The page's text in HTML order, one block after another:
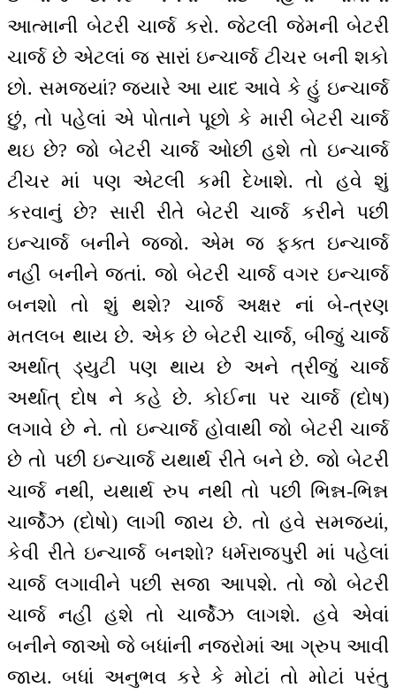
આત્માની બેટરી ચાર્જ કરો. જેટલી જેમની બેટરી
ચાર્જ છે એટલાં જ સારાં ઇન્ચાર્જ ટીચર બની શકો
છો. સમજ્યાં? જ્યારે આ યાદ આવે કે હું ઇન્ચાર્જ
છું, તો પહેલાં એ પોતાને પૂછો કે મારી બેટરી ચાર્જ
થઇ છે? જો બેટરી ચાર્જ ઓછી હશે તો ઇન્ચાર્જ
ટીચર માં પણ એટલી કમી દેખાશે. તો હવે શું
કરવાનું છે? સારી રીતે બેટરી ચાર્જ કરીને પછી
ઇન્ચાર્જ બનીને જજો. એમ જ ફક્ત ઇન્ચાર્જ
નહીં બનીને જતાં. જો બેટરી ચાર્જ વગર ઇન્ચાર્જ
બનશો તો શું થશે? ચાર્જ અક્ષર નાં બે-ત્રણ
મતલબ થાય છે. એક છે બેટરી ચાર્જ, બીજું ચાર્જ
અર્થાત્ ડ્યુટી પણ થાય છે અને ત્રીજું ચાર્જ
અર્થાત્ દોષ ને કહે છે. કોઈના પર ચાર્જ (દોષ)
લગાવે છે ને. તો ઇન્ચાર્જ હોવાથી જો બેટરી ચાર્જ
છે તો પછી ઇન્ચાર્જ યથાર્થ રીતે બને છે. જો બેટરી
ચાર્જ નથી, યથાર્થ રુપ નથી તો પછી ભિન્ન-ભિન્ન
ચાર્જેઝ (દોષો) લાગી જાય છે. તો હવે સમજ્યાં,
કેવી રીતે ઇન્ચાર્જ બનશો? ધર્મરાજપુરી માં પહેલાં
ચાર્જ લગાવીને પછી સજા આપશે. તો જો બેટરી
ચાર્જ નહીં હશે તો ચાર્જેઝ લાગશે. હવે એવાં
બનીને જાઓ જે બધાંની નજરોમાં આ ગ્રુપ આવી
જાય. બધાં અનુભવ કરે કે મોટાં તો મોટાં પરંતુ